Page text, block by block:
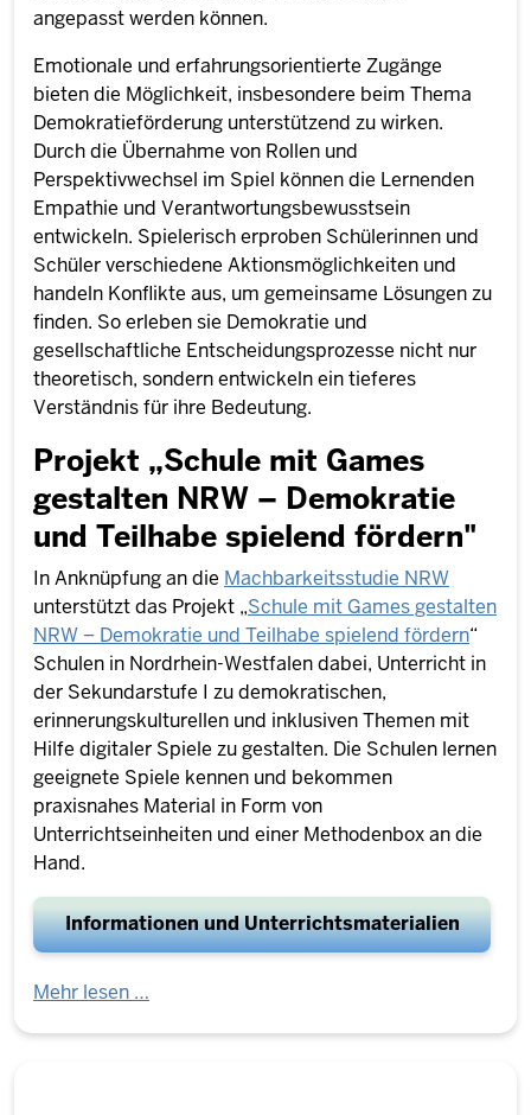
angepasst werden können.
Emotionale und erfahrungsorientierte Zugänge
bieten die Möglichkeit, insbesondere beim Thema
Demokratieförderung unterstützend zu wirken.
Durch die Übernahme von Rollen und
Perspektivwechsel im Spiel können die Lernenden
Empathie und Verantwortungsbewusstsein
entwickeln. Spielerisch erproben Schülerinnen und
Schüler verschiedene Aktionsmöglichkeiten und
handeln Konflikte aus, um gemeinsame Lösungen zu
finden. So erleben sie Demokratie und
gesellschaftliche Entscheidungsprozesse nicht nur
theoretisch, sondern entwickeln ein tieferes
Verständnis für ihre Bedeutung.
Projekt „Schule mit Games
gestalten NRW – Demokratie
und Teilhabe spielend fördern"
In Anknüpfung an die Machbarkeitsstudie NRW
unterstützt das Projekt „Schule mit Games gestalten
NRW – Demokratie und Teilhabe spielend fördern“
Schulen in Nordrhein-Westfalen dabei, Unterricht in
der Sekundarstufe I zu demokratischen,
erinnerungskulturellen und inklusiven Themen mit
Hilfe digitaler Spiele zu gestalten. Die Schulen lernen
geeignete Spiele kennen und bekommen
praxisnahes Material in Form von
Unterrichtseinheiten und einer Methodenbox an die
Hand.
Informationen und Unterrichtsmaterialien
Mehr lesen …